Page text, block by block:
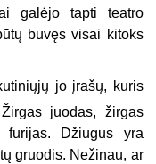
galėjo tapti teatro
buvęs visai kitoks
jo įrašų, kuris
juodas, žirgas
furijas. Džiugus yra
gruodis. Nežinau, ar